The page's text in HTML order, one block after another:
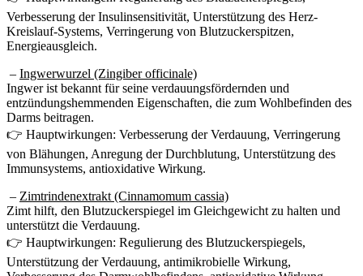
Kreislauf-Systems, Verringerung von Blutzuckerspitzen,
Energieausgleich.
Ingwer ist bekannt für seine verdauungsfördernden und
entzündungshemmenden Eigenschaften, die zum Wohlbefinden des
Darms beitragen.
👉 Hauptwirkungen: Verbesserung der Verdauung, Verringerung
von Blähungen, Anregung der Durchblutung, Unterstützung des
Immunsystems, antioxidative Wirkung.
Zimt hilft, den Blutzuckerspiegel im Gleichgewicht zu halten und
unterstützt die Verdauung.
👉 Hauptwirkungen: Regulierung des Blutzuckerspiegels,
Unterstützung der Verdauung, antimikrobielle Wirkung,
Verbesserung des Darmwohlbefindens, antioxidative Wirkung.